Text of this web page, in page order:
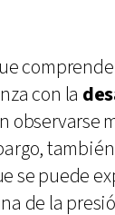
con la
observarse
se puede
de la